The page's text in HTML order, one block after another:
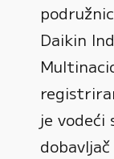
Daikin
je vodeći
0